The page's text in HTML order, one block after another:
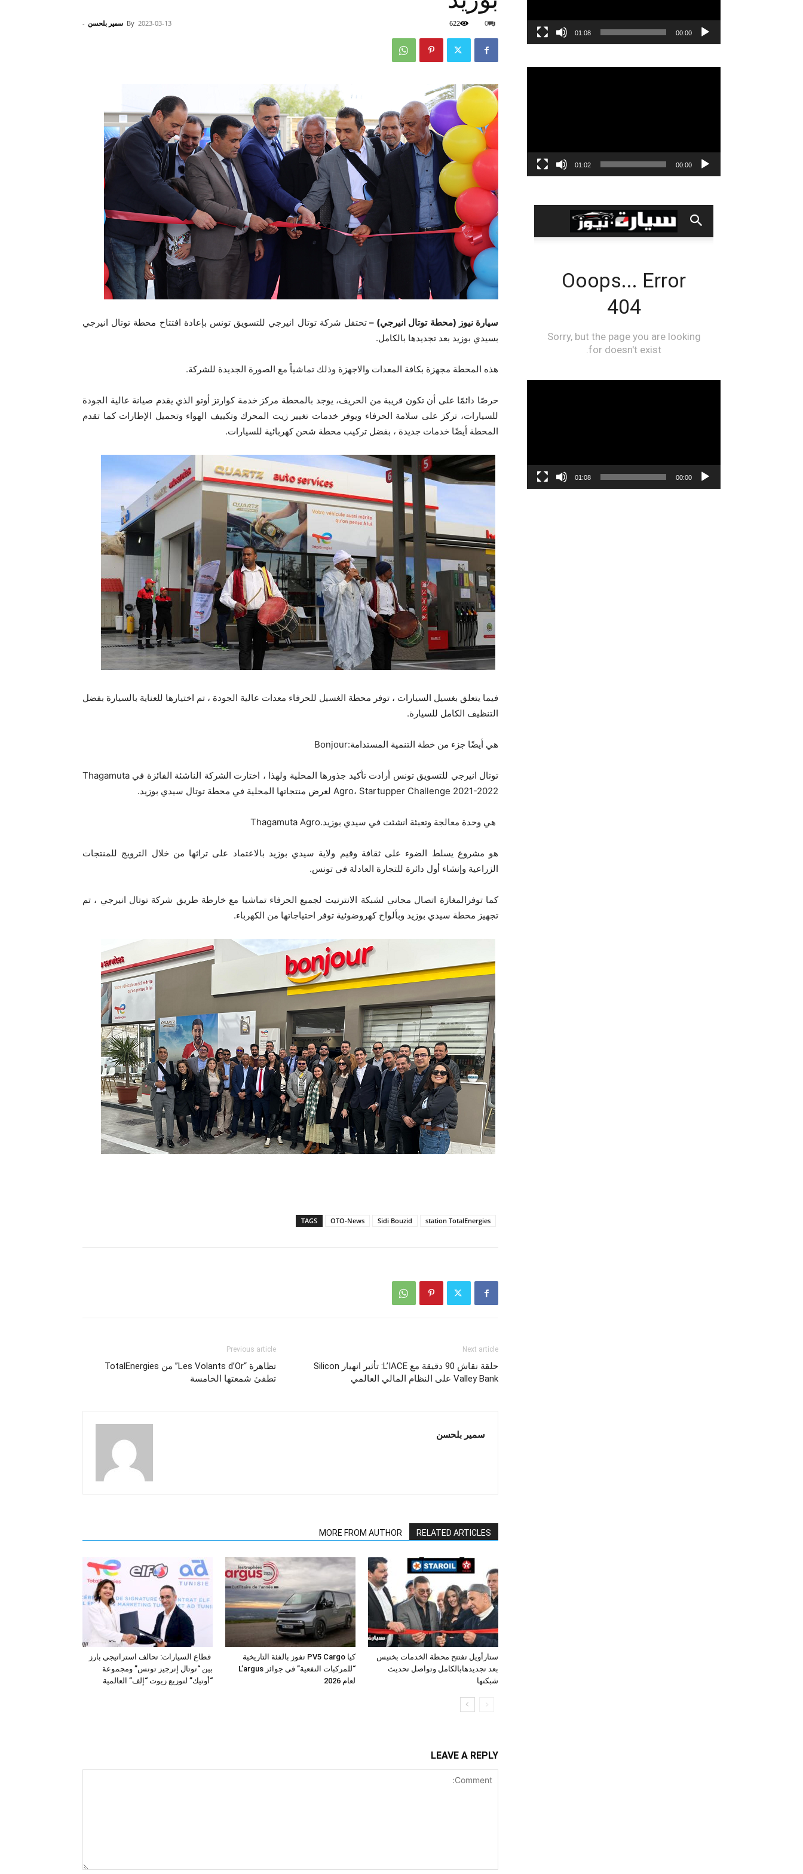
By سمير بلحسن - 2023-03-13 0
622
سيارة نيوز (محطة توتال انيرجي) –تحتفل شركة توتال انيرجي للتسويق تونس بإعادة افتتاح محطة توتال انيرجي
بسيدي بوزيد بعد تجديدها بالكامل.
هذه المحطة مجهزة بكافة المعدات والاجهزة وذلك تماشياً مع الصورة الجديدة للشركة.
حرصًا دائمًا على أن تكون قريبة من الحريف، يوجد بالمحطة مركز خدمة كوارتز أوتو الذي يقدم صيانة عالية الجودة
للسيارات، تركز على سلامة الحرفاء ويوفر خدمات تغيير زيت المحرك وتكييف الهواء وتحميل الإطارات كما تقدم
المحطة أيضًا خدمات جديدة ، بفضل تركيب محطة شحن كهربائية للسيارات.
فيما يتعلق بغسيل السيارات ، توفر محطة الغسيل للحرفاء معدات عالية الجودة ، تم اختيارها للعناية بالسيارة بفضل
التنظيف الكامل للسيارة.
هي أيضًا جزء من خطة التنمية المستدامة:Bonjour
توتال انيرجي للتسويق تونس أرادت تأكيد جذورها المحلية ولهذا ، اختارت الشركة الناشئة الفائزة في Thagamuta
Agro، Startupper Challenge 2021-2022 لعرض منتجاتها المحلية في محطة توتال سيدي بوزيد.
هي وحدة معالجة وتعبئة انشئت في سيدي بوزيد.Thagamuta Agro
هو مشروع يسلط الضوء على ثقافة وقيم ولاية سيدي بوزيد بالاعتماد على تراثها من خلال الترويج للمنتجات
الزراعية وإنشاء أول دائرة للتجارة العادلة في تونس.
كما توفرالمغازة اتصال مجاني لشبكة الانترنيت لجميع الحرفاء تماشيا مع خارطة طريق شركة توتال انيرجي ، تم
تجهيز محطة سيدي بوزيد وبألواح كهروضوئية توفر احتياجاتها من الكهرباء.
TAGS OTO-News Sidi Bouzid station TotalEnergies
Previous article
تظاهرة “Les Volants d’Or” من TotalEnergies
تطفئ شمعتها الخامسة
Next article
حلقة نقاش 90 دقيقة مع L’IACE: تأثير انهيار Silicon
Valley Bank على النظام المالي العالمي
سمير بلحسن
RELATED ARTICLES
MORE FROM AUTHOR
قطاع السيارات: تحالف استراتيجي بارز
بين “توتال إنرجيز تونس” ومجموعة
“أوتيك” لتوزيع زيوت “إلف” العالمية
كيا PV5 Cargo تفوز بالفئة التاريخية
“للمركبات النفعية” في جوائز L’argus
لعام 2026
ستارأويل تفتتح محطة الخدمات بخنيس
بعد تجديدهابالكامل وتواصل تحديث
شبكتها
LEAVE A REPLY
00:00
01:08
00:00
01:02
00:00
01:08